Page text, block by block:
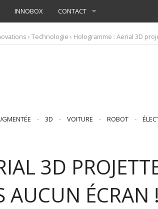
INNOBOX CONTACT
›Technologie › Hologramme : Aerial 3D
- 3D - VOITURE - ROBOT -
3D
AUCUN ÉCRAN !